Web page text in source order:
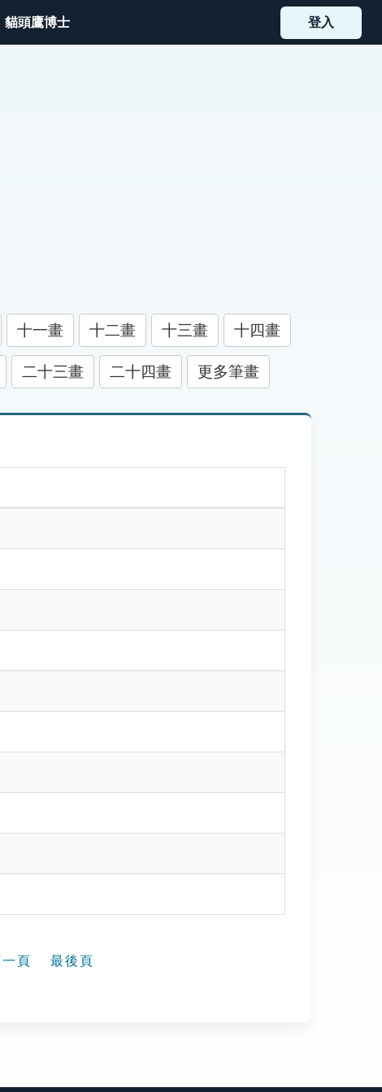
貓頭鷹博士 登入
十一畫 十二畫 十三畫 十四畫
二十三畫 二十四畫 更多筆畫
頁 最後頁